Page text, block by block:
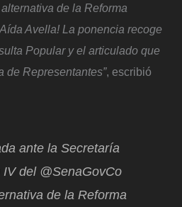
de la Reforma
Avella! La ponencia recoge
Popular y el articulado que
de Representantes”, escribió
ante la Secretaría
del @SenaGovCo
de la Reforma